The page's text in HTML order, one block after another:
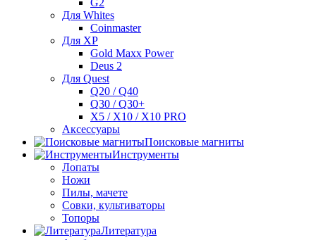
G2
Для Whites
Coinmaster
Для XP
Gold Maxx Power
Deus 2
Для Quest
Q20 / Q40
Q30 / Q30+
X5 / X10 / X10 PRO
Аксессуары
Поисковые магниты
Инструменты
Лопаты
Ножи
Пилы, мачете
Совки, культиваторы
Топоры
Литература